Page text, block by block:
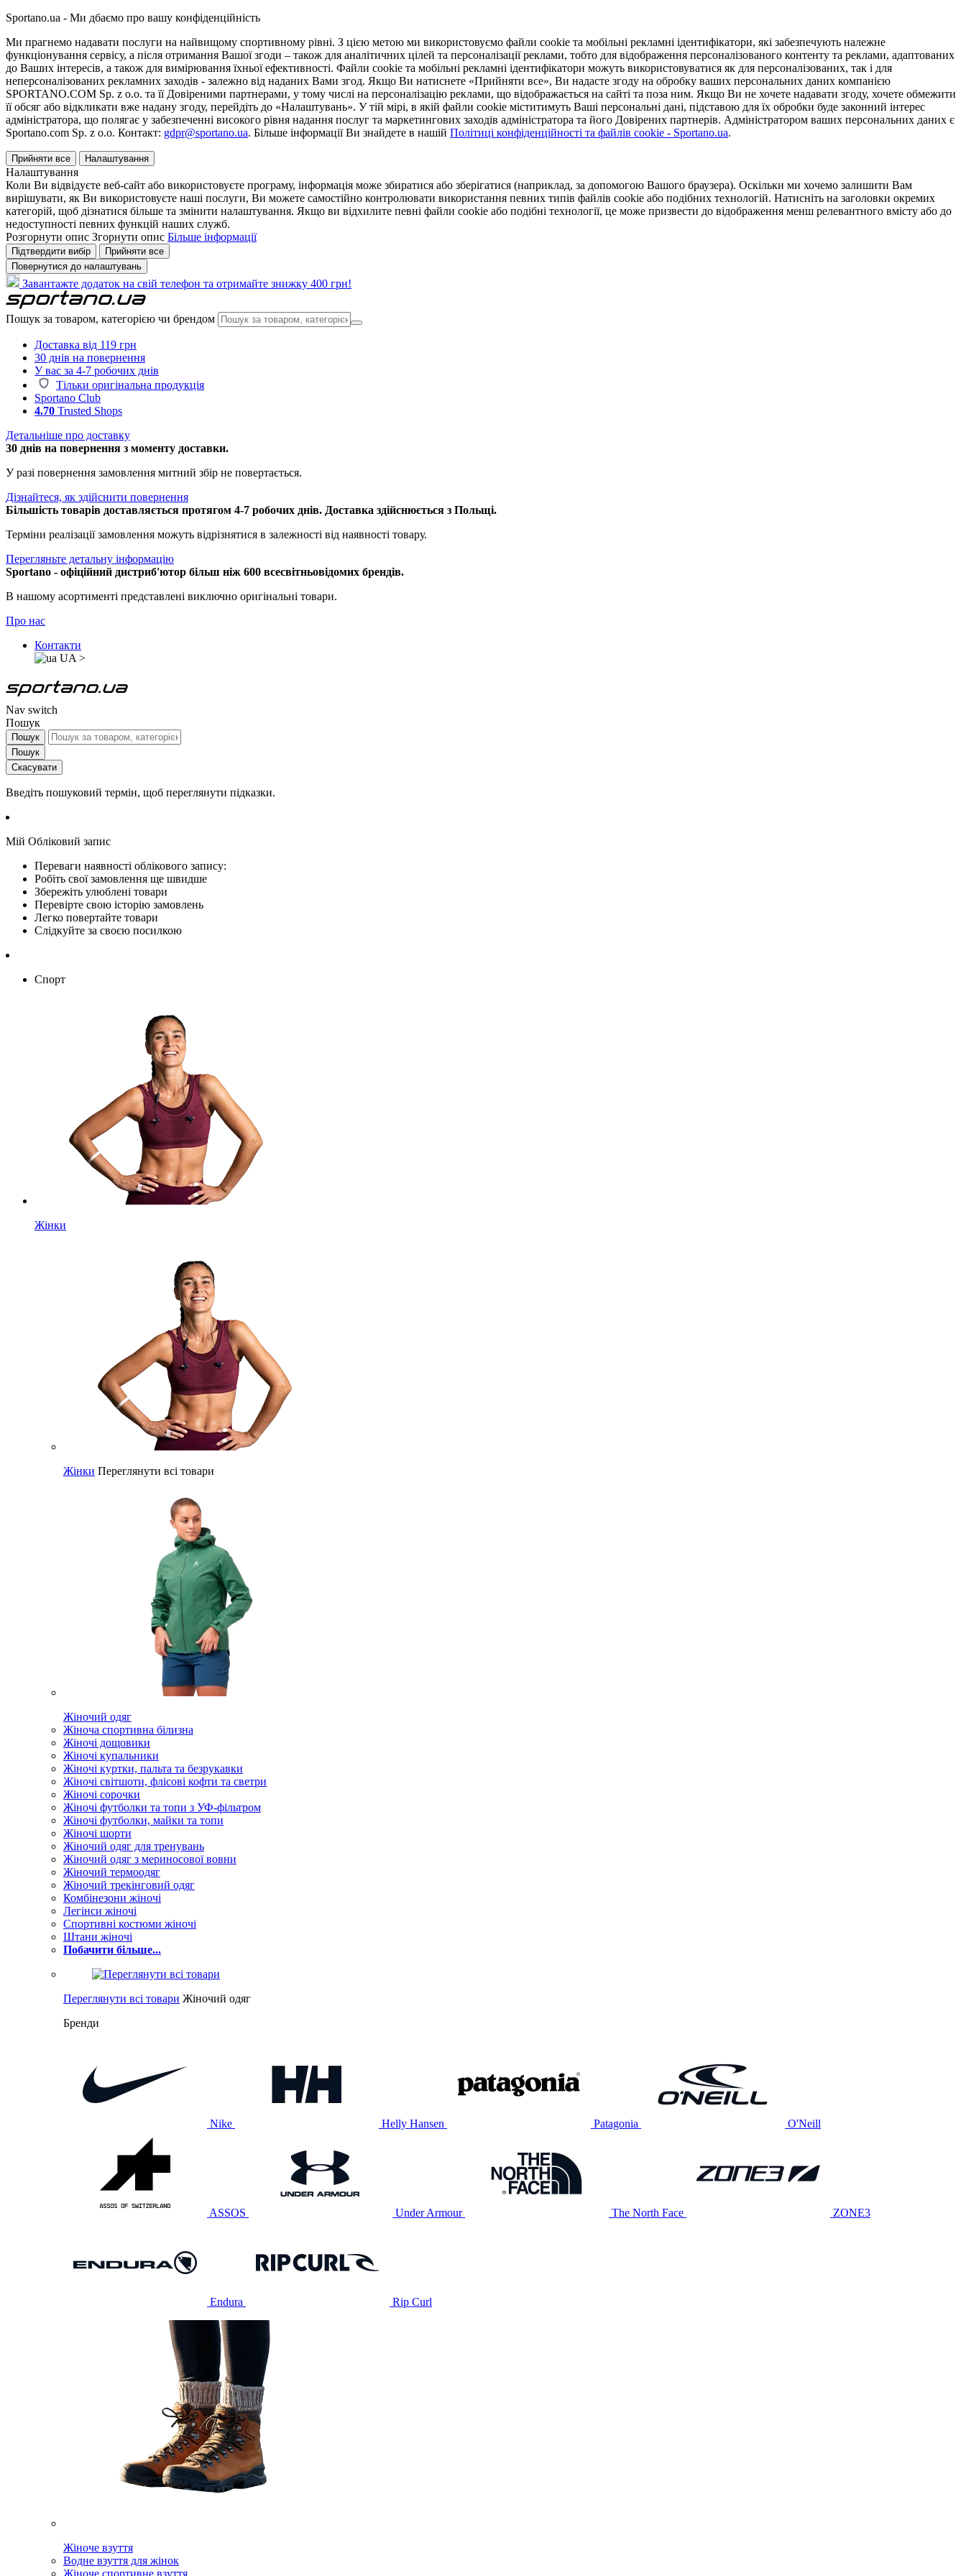
Sportano.ua - Ми дбаємо про вашу конфіденційність
Ми прагнемо надавати послуги на найвищому спортивному рівні. З цією метою ми використовуємо файли cookie та мобільні рекламні ідентифікатори, які забезпечують належне
функціонування сервісу, а після отримання Вашої згоди – також для аналітичних цілей та персоналізації реклами, тобто для відображення персоналізованого контенту та реклами, адаптованих
до Ваших інтересів, а також для вимірювання їхньої ефективності. Файли cookie та мобільні рекламні ідентифікатори можуть використовуватися як для персоналізованих, так і для
неперсоналізованих рекламних заходів - залежно від наданих Вами згод. Якщо Ви натиснете «Прийняти все», Ви надасте згоду на обробку ваших персональних даних компанією
SPORTANO.COM Sp. z o.o. та її Довіреними партнерами, у тому числі на персоналізацію реклами, що відображається на сайті та поза ним. Якщо Ви не хочете надавати згоду, хочете обмежити
її обсяг або відкликати вже надану згоду, перейдіть до «Налаштувань». У тій мірі, в якій файли cookie міститимуть Ваші персональні дані, підставою для їх обробки буде законний інтерес
адміністратора, що полягає у забезпеченні високого рівня надання послуг та маркетингових заходів адміністратора та його Довірених партнерів. Адміністратором ваших персональних даних є
Sportano.com Sp. z o.o. Контакт: gdpr@sportano.ua. Більше інформації Ви знайдете в нашій Політиці конфіденційності та файлів cookie - Sportano.ua.
Прийняти все Налаштування
Налаштування
Коли Ви відвідуєте веб-сайт або використовуєте програму, інформація може збиратися або зберігатися (наприклад, за допомогою Вашого браузера). Оскільки ми хочемо залишити Вам
вирішувати, як Ви використовуєте наші послуги, Ви можете самостійно контролювати використання певних типів файлів cookie або подібних технологій. Натисніть на заголовки окремих
категорій, щоб дізнатися більше та змінити налаштування. Якщо ви відхилите певні файли cookie або подібні технології, це може призвести до відображення менш релевантного вмісту або до
недоступності певних функцій наших служб.
Розгорнути опис Згорнути опис Більше інформації
Підтвердити вибір
Прийняти все
Повернутися до налаштувань
Завантажте додаток на свій телефон та отримайте знижку 400 грн!
Пошук за товаром, категорією чи брендом
Доставка від 119 грн
30 днів на повернення
У вас за 4-7 робочих днів
Тільки оригінальна продукція
Sportano Club
4.70 Trusted Shops
Детальніше про доставку
30 днів на повернення з моменту доставки.
У разі повернення замовлення митний збір не повертається.
Дізнайтеся, як здійснити повернення
Більшість товарів доставляється протягом 4-7 робочих днів. Доставка здійснюється з Польщі.
Терміни реалізації замовлення можуть відрізнятися в залежності від наявності товару.
Перегляньте детальну інформацію
Sportano - офіційний дистриб'ютор більш ніж 600 всесвітньовідомих брендів.
В нашому асортименті представлені виключно оригінальні товари.
Про нас
Контакти
UA >
Nav switch
Пошук
Пошук
Пошук
Скасувати
Введіть пошуковий термін, щоб переглянути підказки.
Мій Обліковий запис
Переваги наявності облікового запису:
Робіть свої замовлення ще швидше
Збережіть улюблені товари
Перевірте свою історію замовлень
Легко повертайте товари
Слідкуйте за своєю посилкою
Спорт
Жінки
Жінки Переглянути всі товари
Жіночий одяг
Жіноча спортивна білизна
Жіночі дощовики
Жіночі купальники
Жіночі куртки, пальта та безрукавки
Жіночі світшоти, флісові кофти та светри
Жіночі сорочки
Жіночі футболки та топи з УФ-фільтром
Жіночі футболки, майки та топи
Жіночі шорти
Жіночий одяг для тренувань
Жіночий одяг з мериносової вовни
Жіночий термоодяг
Жіночий трекінговий одяг
Комбінезони жіночі
Легінси жіночі
Спортивні костюми жіночі
Штани жіночі
Побачити більше...
Переглянути всі товари Жіночий одяг
Бренди
Nike Helly Hansen Patagonia O'Neill
ASSOS Under Armour The North Face ZONE3
Endura Rip Curl
Жіноче взуття
Водне взуття для жінок
Жіноче спортивне взуття